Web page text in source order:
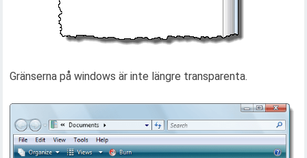
Gränserna på windows är inte längre transparenta.